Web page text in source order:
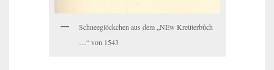
Schneeglöckchen aus dem „NEw Kreüterbůch
…“ von 1543